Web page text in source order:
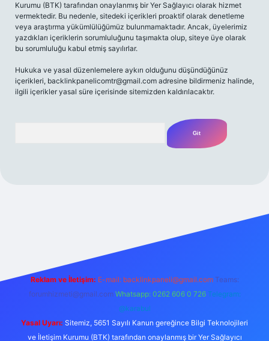
Kurumu (BTK) tarafından onaylanmış bir Yer Sağlayıcı olarak hizmet
vermektedir. Bu nedenle, sitedeki içerikleri proaktif olarak denetleme
veya araştırma yükümlülüğümüz bulunmamaktadır. Ancak, üyelerimiz
yazdıkları içeriklerin sorumluluğunu taşımakta olup, siteye üye olarak
bu sorumluluğu kabul etmiş sayılırlar.
Hukuka ve yasal düzenlemelere aykırı olduğunu düşündüğünüz
içerikleri, backlinkpanelicomtr@gmail.com adresine bildirmeniz halinde,
ilgili içerikler yasal süre içerisinde sitemizden kaldırılacaktır.
Reklam ve İletişim: E-mail: backlinkpaneli@gmail.com Teams:
forumhizmeti@gmail.com Whatsapp: 0262 606 0 726 Telegram:
@karabul
Yasal Uyarı: Sitemiz, 5651 Sayılı Kanun gereğince Bilgi Teknolojileri
ve İletişim Kurumu (BTK) tarafından onaylanmış bir Yer Sağlayıcı